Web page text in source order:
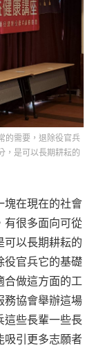
的需要，退除役官兵
，是可以長期耕耘的
塊在現在的社會
有很多面向可從
可以長期耕耘的
役官兵它的基礎
合做這方面的工
務協會舉辦這場
這些長輩一些長
吸引更多志願者